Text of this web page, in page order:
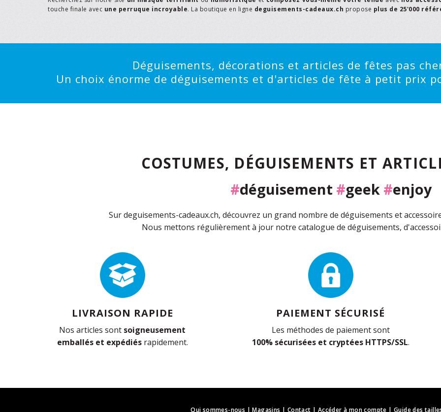
touche finale avec une perruque incroyable. La boutique en ligne deguisements-cadeaux.ch propose plus de 25'000
Déguisements, décorations et articles de fêtes pas
Un choix énorme de déguisements et d'articles de fête à petit prix
COSTUMES, DÉGUISEMENTS ET
#déguisement #geek #enjoy
Sur deguisements-cadeaux.ch, découvrez un grand nombre de déguisements et
Nous mettons régulièrement à jour notre catalogue de déguisements,
LIVRAISON RAPIDE
Nos articles sont soigneusement
emballés et expédiésrapidement.
PAIEMENT SÉCURISÉ
Les méthodes de paiement sont
100% sécurisées et cryptées HTTPS/SSL.
Qui sommes-nous |Magasins | Contact | Accéder à mon compte |Guide des